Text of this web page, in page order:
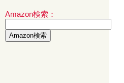
Amazon検索：